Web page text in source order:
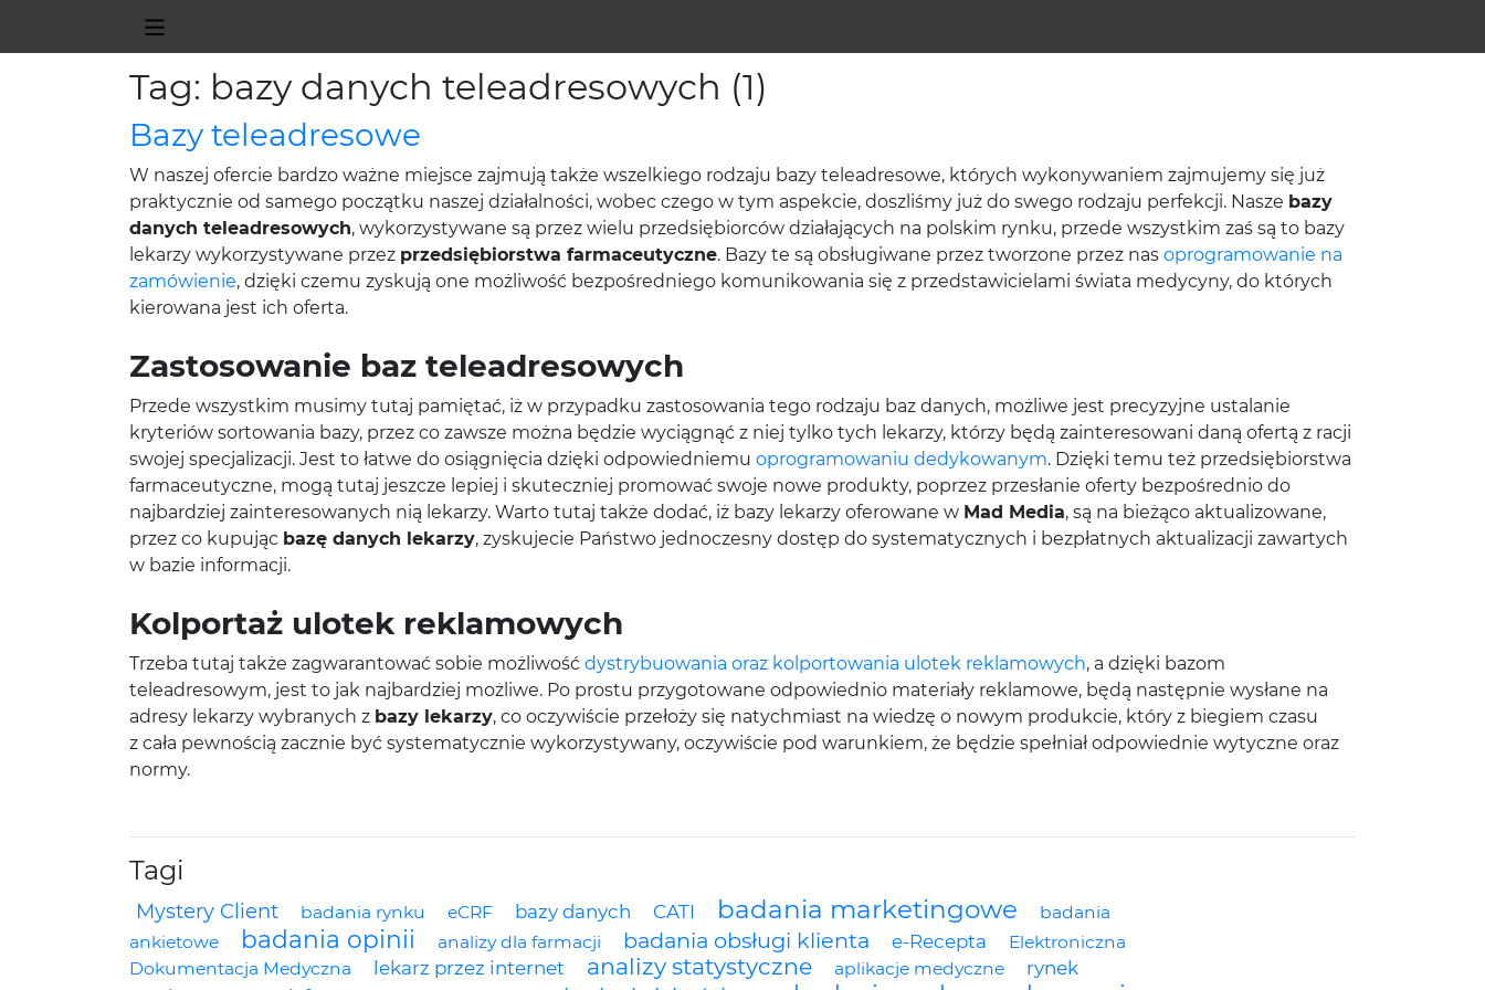
Tag: bazy danych teleadresowych (1)
Bazy teleadresowe
W naszej ofercie bardzo ważne miejsce zajmują także wszelkiego rodzaju bazy teleadresowe, których wykonywaniem zajmujemy się już
praktycznie od samego początku naszej działalności, wobec czego w tym aspekcie, doszliśmy już do swego rodzaju perfekcji. Nasze bazy
danych teleadresowych, wykorzystywane są przez wielu przedsiębiorców działających na polskim rynku, przede wszystkim zaś są to bazy
lekarzy wykorzystywane przez przedsiębiorstwa farmaceutyczne. Bazy te są obsługiwane przez tworzone przez nas oprogramowanie na
zamówienie, dzięki czemu zyskują one możliwość bezpośredniego komunikowania się z przedstawicielami świata medycyny, do których
kierowana jest ich oferta.
Zastosowanie baz teleadresowych
Przede wszystkim musimy tutaj pamiętać, iż w przypadku zastosowania tego rodzaju baz danych, możliwe jest precyzyjne ustalanie
kryteriów sortowania bazy, przez co zawsze można będzie wyciągnąć z niej tylko tych lekarzy, którzy będą zainteresowani daną ofertą z racji
swojej specjalizacji. Jest to łatwe do osiągnięcia dzięki odpowiedniemu oprogramowaniu dedykowanym. Dzięki temu też przedsiębiorstwa
farmaceutyczne, mogą tutaj jeszcze lepiej i skuteczniej promować swoje nowe produkty, poprzez przesłanie oferty bezpośrednio do
najbardziej zainteresowanych nią lekarzy. Warto tutaj także dodać, iż bazy lekarzy oferowane w Mad Media, są na bieżąco aktualizowane,
przez co kupując bazę danych lekarzy, zyskujecie Państwo jednoczesny dostęp do systematycznych i bezpłatnych aktualizacji zawartych
w bazie informacji.
Kolportaż ulotek reklamowych
Trzeba tutaj także zagwarantować sobie możliwość dystrybuowania oraz kolportowania ulotek reklamowych, a dzięki bazom
teleadresowym, jest to jak najbardziej możliwe. Po prostu przygotowane odpowiednio materiały reklamowe, będą następnie wysłane na
adresy lekarzy wybranych z bazy lekarzy, co oczywiście przełoży się natychmiast na wiedzę o nowym produkcie, który z biegiem czasu
z cała pewnością zacznie być systematycznie wykorzystywany, oczywiście pod warunkiem, że będzie spełniał odpowiednie wytyczne oraz
normy.
Tagi
Mystery Client badania rynku eCRF bazy danych CATI badania marketingowe
badania
ankietowe
badania opinii analizy dla farmacji badania obsługi klienta e-Recepta
Elektroniczna
Dokumentacja Medyczna
lekarz przez internet analizy statystyczne aplikacje medyczne
rynek